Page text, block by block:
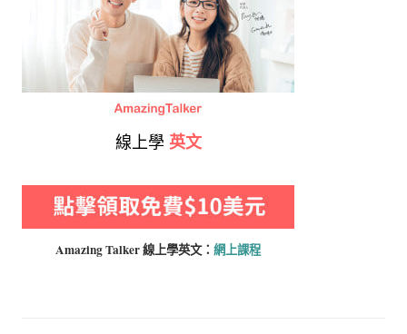
線上學 英文
Amazing Talker 線上學英文： 網上課程